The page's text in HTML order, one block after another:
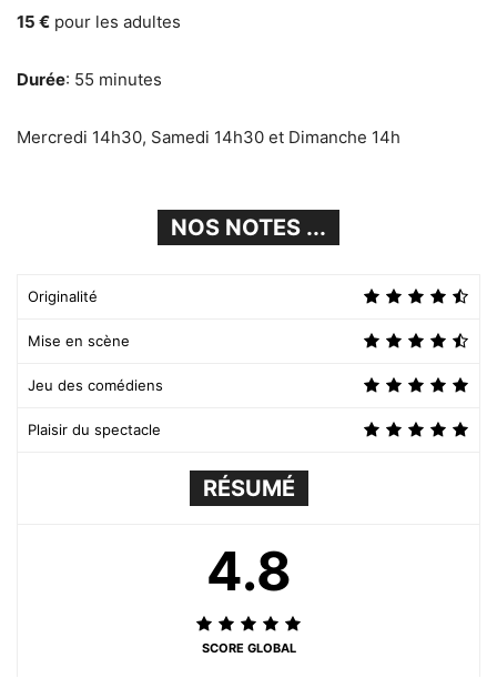
15 € pour les adultes
Durée: 55 minutes
Mercredi 14h30, Samedi 14h30 et Dimanche 14h
NOS NOTES ...
Originalité
Mise en scène
Jeu des comédiens
Plaisir du spectacle
RÉSUMÉ
4.8
SCORE GLOBAL